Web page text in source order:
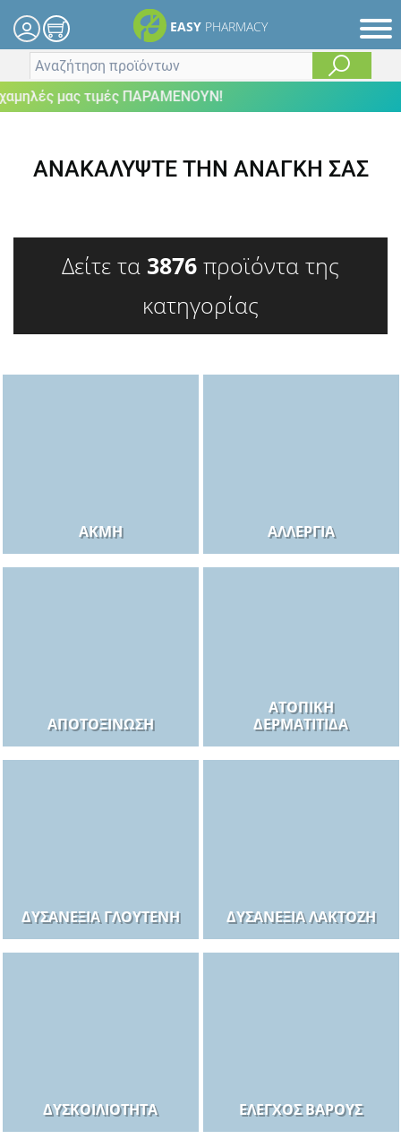
EASY PHARMACY
μας τιμές ΠΑΡΑΜΕΝΟΥΝ!
ΑΝΑΚΑΛΥΨΤΕ ΤΗΝ ΑΝΑΓΚΗ ΣΑΣ
Δείτε τα 3876 προϊόντα της
κατηγορίας
ΑΚΜΉ ΑΛΛΕΡΓΊΑ
ΑΠΟΤΟΞΊΝΩΣΗ
ΑΤΟΠΙΚΉ
ΔΕΡΜΑΤΊΤΙΔΑ
ΔΥΣΑΝΕΞΊΑ ΓΛΟΥΤΈΝΗ ΔΥΣΑΝΕΞΊΑ ΛΑΚΤΌΖΗ
ΔΥΣΚΟΙΛΙΌΤΗΤΑ ΈΛΕΓΧΟΣ ΒΆΡΟΥΣ